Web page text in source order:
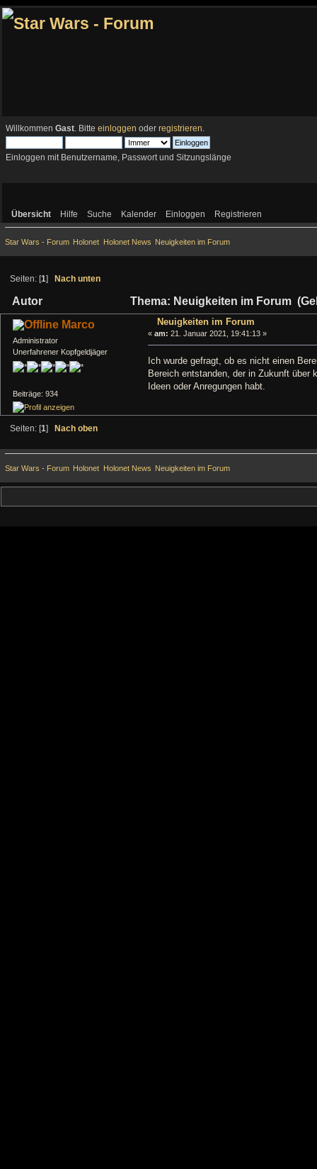
Willkommen Gast . Bitte einloggen oder registrieren
Einloggen mit Benutzername, Passwort und Sitzungslänge
Übersicht Hilfe Suche Kalender Einloggen Registrieren
Star Wars - Forum Holonet Holonet News Neuigkeiten im Forum
Seiten: [1] Nach unten
Autor
Thema: Neuigkeiten im Forum
Marco
Administrator
Unerfahrener Kopfgeldjäger
Beiträge: 934
Neuigkeiten im Forum
« am: 21. Januar 2021, 19:41:13 »
Ich wurde gefragt, ob es nicht einen
Bereich entstanden, der in Zukunft über
Ideen oder Anregungen habt.
Seiten: [1] Nach oben
Star Wars - Forum Holonet Holonet News Neuigkeiten im Forum